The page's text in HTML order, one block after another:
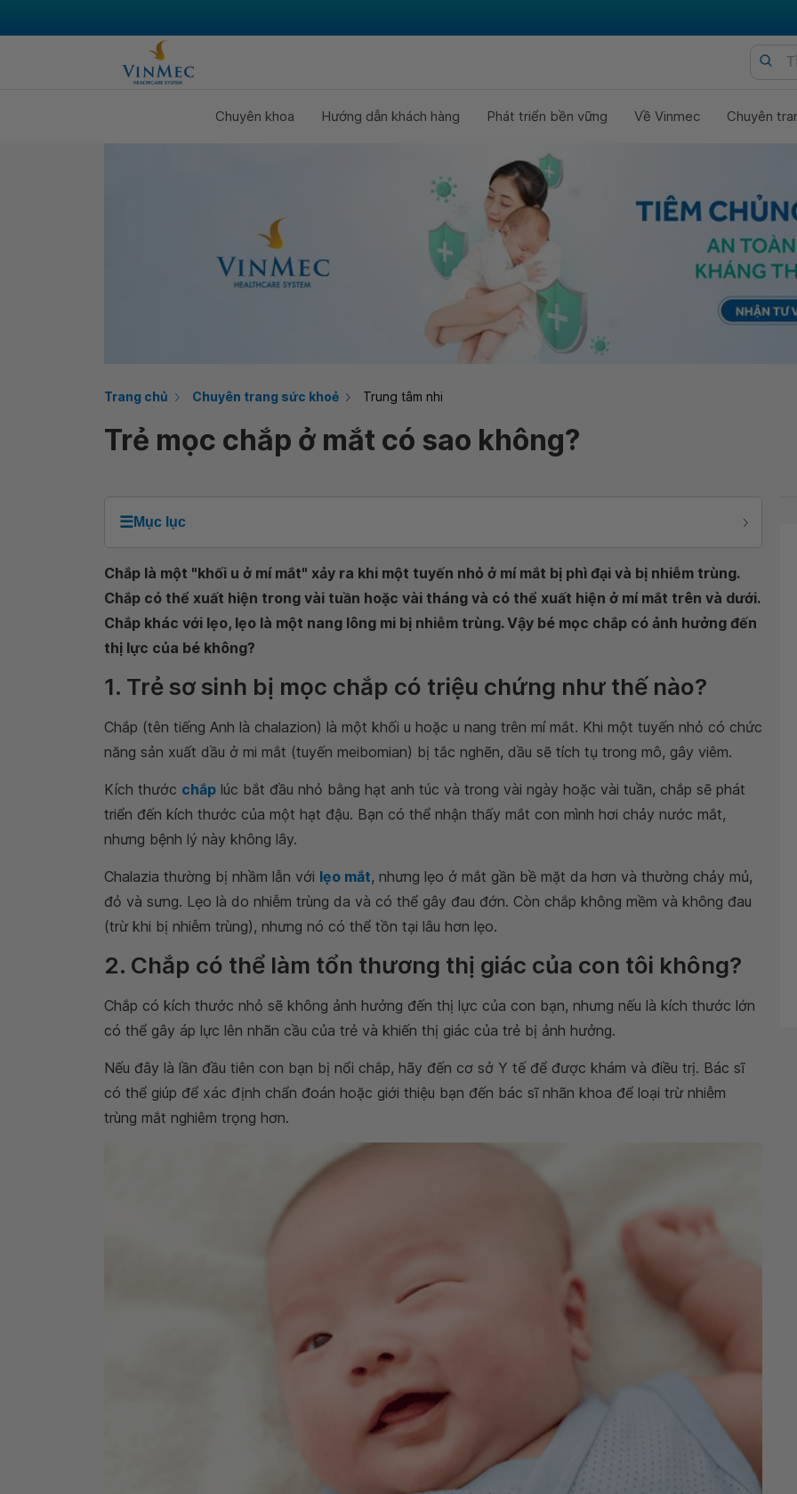
Chuyên khoa Hướng dẫn khách hàng Phát triển bền vững Về Vinmec Chuyên
Trang chủ Chuyên trang sức khoẻ Trung tâm nhi
Trẻ mọc chắp ở mắt có sao không?
☰Mục lục
Chắp là một "khối u ở mí mắt" xảy ra khi một tuyến nhỏ ở mí mắt bị phì đại và bị nhiễm trùng.
Chắp có thể xuất hiện trong vài tuần hoặc vài tháng và có thể xuất hiện ở mí mắt trên và dưới.
Chắp khác với lẹo, lẹo là một nang lông mi bị nhiễm trùng. Vậy bé mọc chắp có ảnh hưởng đến
thị lực của bé không?
1. Trẻ sơ sinh bị mọc chắp có triệu chứng như thế nào?
Chắp (tên tiếng Anh là chalazion) là một khối u hoặc u nang trên mí mắt. Khi một tuyến nhỏ có chức
năng sản xuất dầu ở mi mắt (tuyến meibomian) bị tắc nghẽn, dầu sẽ tích tụ trong mô, gây viêm.
Kích thước chắp lúc bắt đầu nhỏ bằng hạt anh túc và trong vài ngày hoặc vài tuần, chắp sẽ phát
triển đến kích thước của một hạt đậu. Bạn có thể nhận thấy mắt con mình hơi chảy nước mắt,
nhưng bệnh lý này không lây.
Chalazia thường bị nhầm lẫn với lẹo mắt, nhưng lẹo ở mắt gần bề mặt da hơn và thường chảy mủ,
đỏ và sưng. Lẹo là do nhiễm trùng da và có thể gây đau đớn. Còn chắp không mềm và không đau
(trừ khi bị nhiễm trùng), nhưng nó có thể tồn tại lâu hơn lẹo.
2. Chắp có thể làm tổn thương thị giác của con tôi không?
Chắp có kích thước nhỏ sẽ không ảnh hưởng đến thị lực của con bạn, nhưng nếu là kích thước lớn
có thể gây áp lực lên nhãn cầu của trẻ và khiến thị giác của trẻ bị ảnh hưởng.
Nếu đây là lần đầu tiên con bạn bị nổi chắp, hãy đến cơ sở Y tế để được khám và điều trị. Bác sĩ
có thể giúp để xác định chẩn đoán hoặc giới thiệu bạn đến bác sĩ nhãn khoa để loại trừ nhiễm
trùng mắt nghiêm trọng hơn.